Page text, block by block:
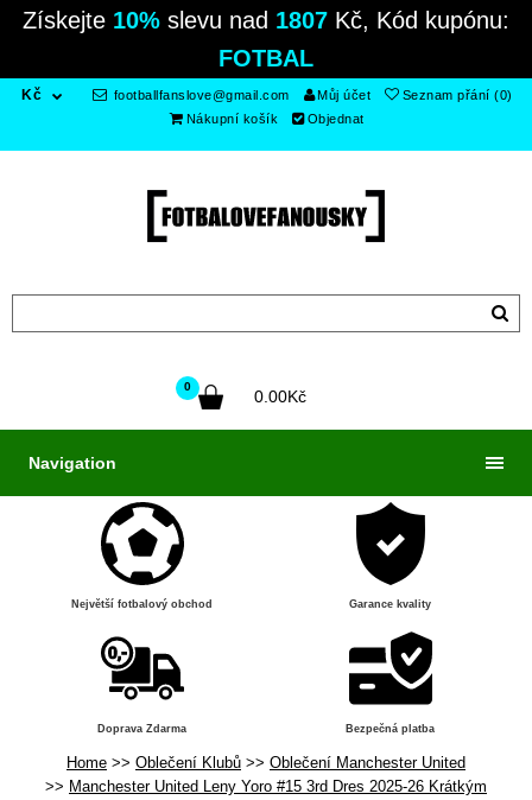
Získejte 10% slevu nad 1807 Kč, Kód kupónu:
FOTBAL
Kč footballfanslove@gmail.com Můj účet
Seznam přání (0)
Nákupní košík
Objednat
0
0.00Kč
Navigation
Největší fotbalový obchod Garance kvality
Doprava Zdarma Bezpečná platba
Home Oblečení Klubů
Oblečení Manchester United
Manchester United Leny Yoro #15 3rd Dres 2025-26 Krátkým